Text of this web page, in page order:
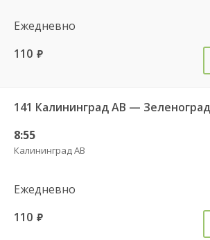
Ежедневно
110 руб.
141 Калининград АВ —
8:55
Калининград АВ
Ежедневно
110 руб.